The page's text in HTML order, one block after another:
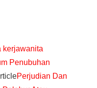
kerjawanita
Penubuhan
Perjudian Dan